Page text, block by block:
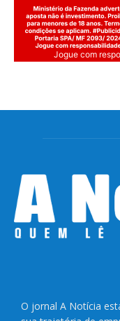
Jogue com
O jornal A Notícia